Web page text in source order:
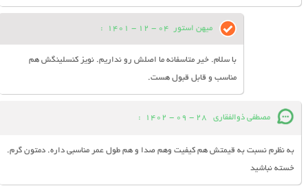
میهن استور 04 - 12 - 1401
:
با سلام. خیر متاسفانه ما اصلش رو نداریم. نویز کنسلینگش هم
مناسب و قابل قبول هست.
مصطفی ذوالفقاری 28 - 09 - 1402
:
به نظرم نسبت به قیمتش هم کیفیت وهم صدا و هم طول عمر مناسبی داره. دمتون گرم.
خسته نباشید